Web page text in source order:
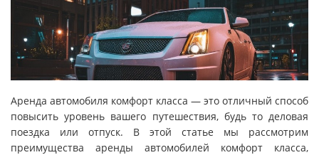
Аренда автомобиля комфорт класса — это отличный способ
повысить уровень вашего путешествия, будь то деловая
поездка или отпуск. В этой статье мы рассмотрим
преимущества аренды автомобилей комфорт класса,